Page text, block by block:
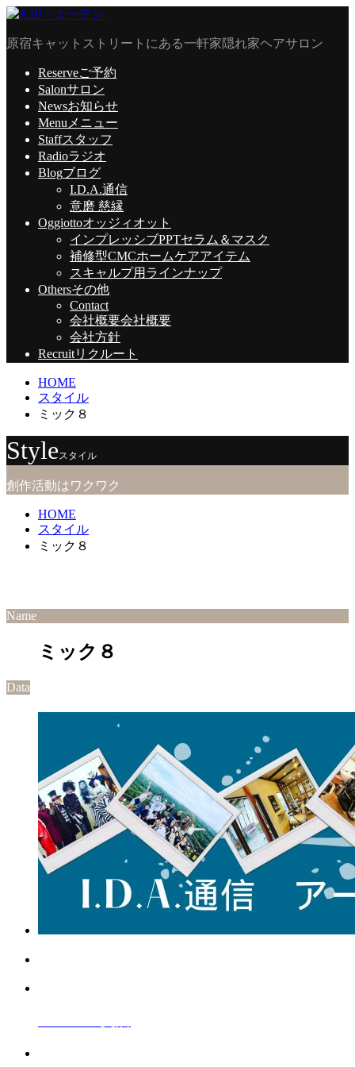
原宿キャットストリートにある一軒家隠れ家ヘアサロン
Reserveご予約
Salonサロン
Newsお知らせ
Menu メニュー
Staffスタッフ
Radioラジオ
Blogブログ
I.D.A.通信
意磨 慈縁
Oggiottoオッジィオット
インプレッシブPPTセラム＆マスク
補修型CMCホームケアアイテム
スキャルプ用ラインナップ
Othersその他
Contact
会社概要会社概要
会社方針
Recruitリクルート
HOME
スタイル
ミック８
Styleスタイル
創作活動はワクワク
HOME
スタイル
ミック８
Name
ミック８
Data